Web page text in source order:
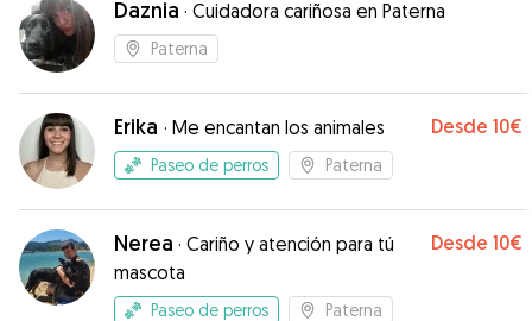
Daznia · Cuidadora cariñosa en Paterna
Paterna
Erika · Me encantan los animales Desde 10€
Paseo de perros Paterna
Nerea · Cariño y atención para tú
mascota
Desde 10€
Paseo de perros Paterna